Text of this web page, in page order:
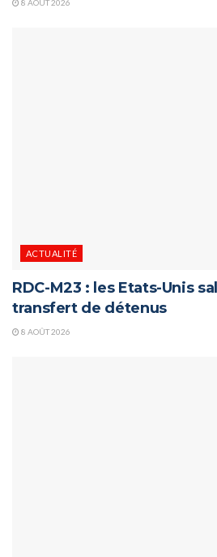
8 AOÛT 2026
ACTUALITÉ
RDC-M23 : les Etats-Unis
transfert de détenus
8 AOÛT 2026